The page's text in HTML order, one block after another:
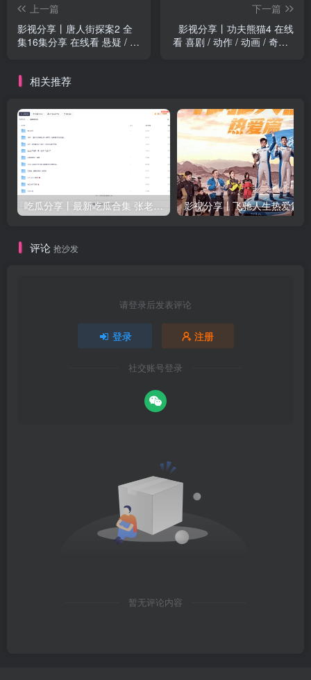
上一篇
影视分享丨唐人街探案2 全
集16集分享 在线看 悬疑 / 犯
下一篇
影视分享丨功夫熊猫4 在线
看 喜剧 / 动作 / 动画 / 奇幻 /
相关推荐
吃瓜分享丨最新吃瓜合集 张老师与学生等众多新瓜
评论 抢沙发
请登录后发表评论
登录 注册
社交账号登录
暂无评论内容